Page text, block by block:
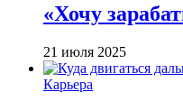
«Хочу
21 июля 2025
Карьера